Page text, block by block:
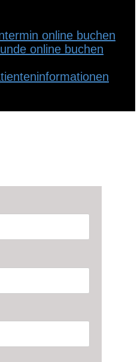
online buchen
online buchen